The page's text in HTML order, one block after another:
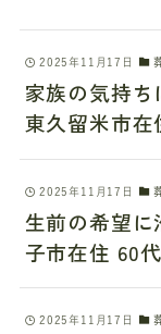
2025年11月17日
家族の気持ち
東久留米市在
2025年11月17日
生前の希望
子市在住 60
2025年11月17日